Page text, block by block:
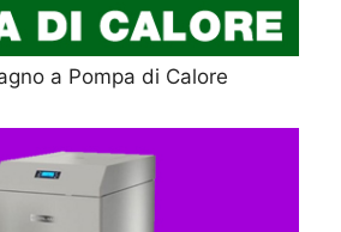
a Pompa di Calore